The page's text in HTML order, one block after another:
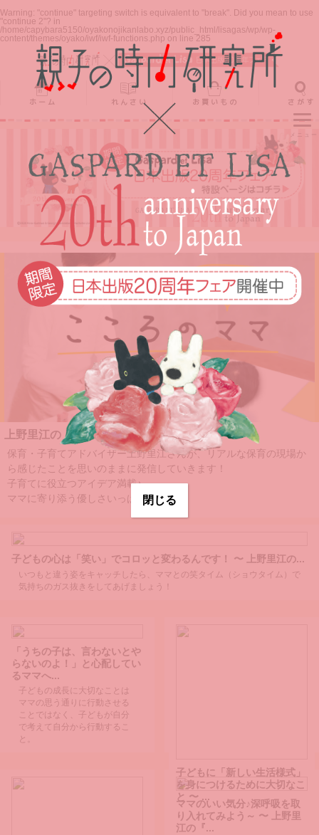
Warning: "continue" targeting switch is equivalent to "break". Did you mean to use
"continue 2"? in
/home/capybara5150/oyakonojikanlabo.xyz/public_html/lisagas/wp/wp-
content/themes/oyako/iwf/iwf-functions.php on line 285
ホーム れんさい お買いもの さがす
上野里江の『こころのママ』
保育・子育てアドバイザー上野里江さんが、リアルな保育の現場か
ら感じたことを思いのままに発信していきます！
子育てに役立つアイデア満載♪
ママに寄り添う優しさいっぱいです。
子どもの心は「笑い」でコロッと変わるんです！ 〜 上野里江の...
いつもと違う姿をキャッチしたら、ママとの笑タイム（ショウタイム）で
気持ちのガス抜きをしてあげましょう！
「うちの子は、言わないとや
らないのよ！」と心配してい
るママへ...
子どもの成長に大切なことは
ママの思う通りに行動させる
ことではなく、子どもが自分
で考えて自分から行動するこ
と。
子どもに「新しい生活様式」
を身につけるために大切なこ
と 〜 ...
コロナ後の「新しい生活様
式」マスク、手洗い、人との
ママのいい気分♪深呼吸を取
り入れてみよう～ 〜 上野里
江の『...
閉じる